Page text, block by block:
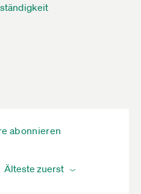
abonnieren